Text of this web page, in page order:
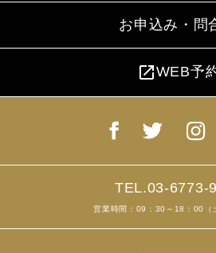
お申込み・問
open_in_newWEB予
TEL.03-6773-
営業時間：09：30～18：00（